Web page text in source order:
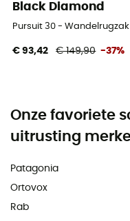
Black Diamond
Pursuit 30 -
€ 93,42 € 149,90 -37%
Onze favoriete
uitrusting
Patagonia
Ortovox
Rab